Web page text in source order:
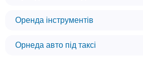
Оренда інструментів
Орнеда авто під таксі